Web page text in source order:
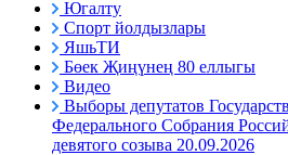
Югалту
Спорт йолдызлары
ЯшьТИ
Бөек Җиңүнең 80 еллыгы
Видео
Выборы депутатов
Федерального Собрания
девятого созыва 20.09.2026